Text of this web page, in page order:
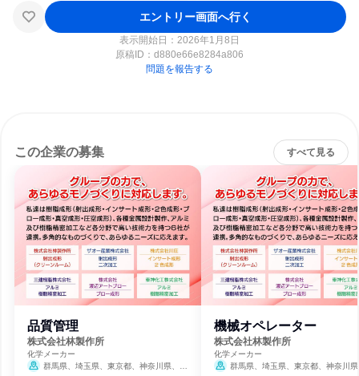
エントリー画面へ行く
表示開始日：2026年1月8日
原稿ID： d880e66e8284a806
問題を報告する
この企業の募集 すべて見る
品質管理
株式会社林製作所
化学メーカー
群馬県、埼玉県、東京都、神奈川県、新
機械オペレーター
株式会社林製作所
化学メーカー
群馬県、埼玉県、東京都、神奈川